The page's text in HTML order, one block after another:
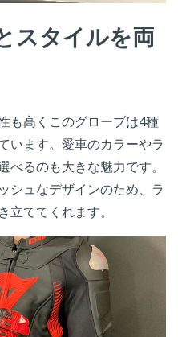
スタイルを両
も高くこのグローブは4種
います。愛車のカラーやラ
るのも大きな魅力です。
シュなデザインのため、ラ
ててくれます。